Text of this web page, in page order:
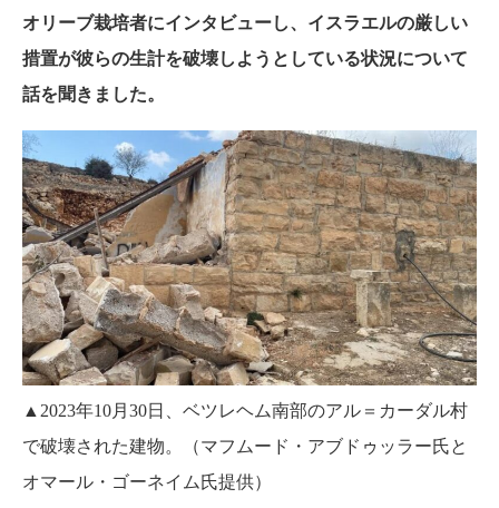
オリーブ栽培者にインタビューし、イスラエルの厳しい
措置が彼らの生計を破壊しようとしている状況について
話を聞きました。
▲2023年10月30日、ベツレヘム南部のアル＝カーダル村
で破壊された建物。（マフムード・アブドゥッラー氏と
オマール・ゴーネイム氏提供）